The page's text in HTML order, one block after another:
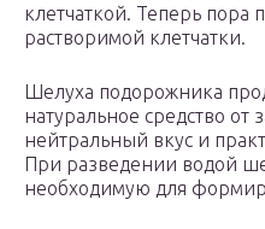
клетчаткой. Теперь пора
растворимой клетчатки.
Шелуха подорожника
натуральное средство от
нейтральный вкус и
При разведении водой
необходимую для